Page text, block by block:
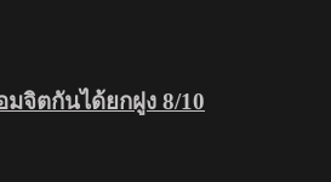
จิตกันได้ยกฝูง 8/10